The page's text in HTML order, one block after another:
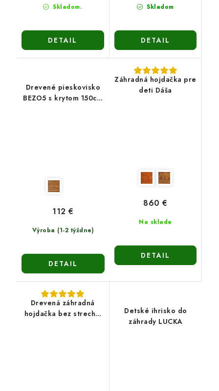
Skladom.
DETAIL
Skladom
DETAIL
Drevené pieskovisko
BEZO5 s krytom 150cm
Výroba (1-2 týždne)
112 €
DETAIL
Záhradná hojdačka pre
deti Dáša
Na sklade
860 €
DETAIL
Drevená záhradná
hojdačka bez strechy-
Detské ihrisko do
záhrady LUCKA